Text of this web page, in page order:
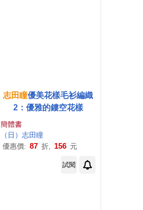
志田瞳優美花樣毛衫編織
2：優雅的鏤空花樣
簡體書
（ 日 ）志田瞳
優惠價: 87 折, 156 元
試閱